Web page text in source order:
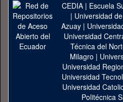
CEDIA| Escuela
| Universidad
Azuay|
Universidad
Técnica del
Milagro |
Universidad
Universidad
Universidad
Politécnica